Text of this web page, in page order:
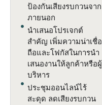
ป้องกันเสียงรบกวนจาก
ภายนอก
นำเสนอโปรเจกต์
สำคัญ เพิ่มความน่าเชื่อ
ถือและโฟกัสในการนำ
เสนองานให้ลูกค้าหรือผู้
บริหาร
ประชุมออนไลน์ไร้
สะดุด ลดเสียงรบกวน